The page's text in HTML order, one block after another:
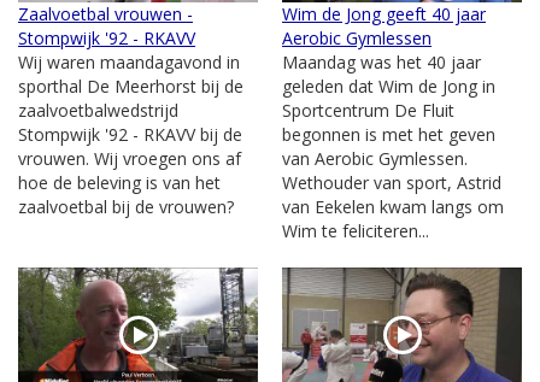
Zaalvoetbal vrouwen -
Stompwijk '92 - RKAVV
Wij waren maandagavond in
sporthal De Meerhorst bij de
zaalvoetbalwedstrijd
Stompwijk '92 - RKAVV bij de
vrouwen. Wij vroegen ons af
hoe de beleving is van het
zaalvoetbal bij de vrouwen?
Wim de Jong geeft 40 jaar
Aerobic Gymlessen
Maandag was het 40 jaar
geleden dat Wim de Jong in
Sportcentrum De Fluit
begonnen is met het geven
van Aerobic Gymlessen.
Wethouder van sport, Astrid
van Eekelen kwam langs om
Wim te feliciteren...